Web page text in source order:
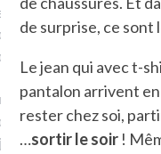
conquis mais en
Je ne suis pas une
je le garde pour ce
je sens, j’entends, je
goûte et ceux que je
de surprise, ce
Le jean qui avec t-
pantalon arrivent
rester chez soi,
…sortir le soir !